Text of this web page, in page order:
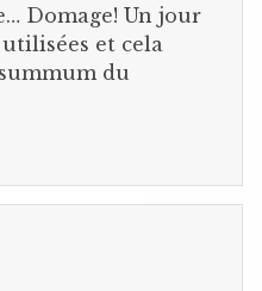
Domage! Un jour
et cela
du